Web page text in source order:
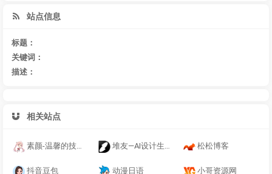
站点信息
标题：
关键词：
描述：
相关站点
素颜-温馨的技术博客 堆友—AI设计生产力工具：零门槛AI绘画+多种电商设计神器 松松博客
抖音豆包 动漫日语 小哥资源网